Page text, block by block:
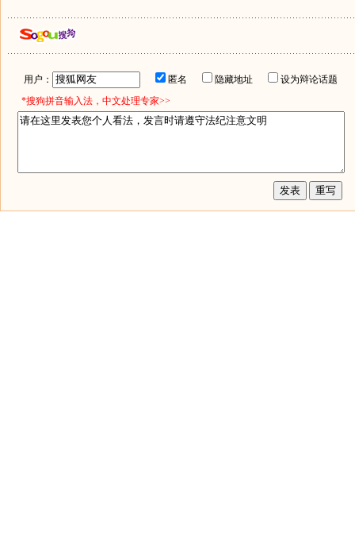
用户： 匿名 隐藏地址
设为辩论话题
*搜狗拼音输入法，中文处理专家>>